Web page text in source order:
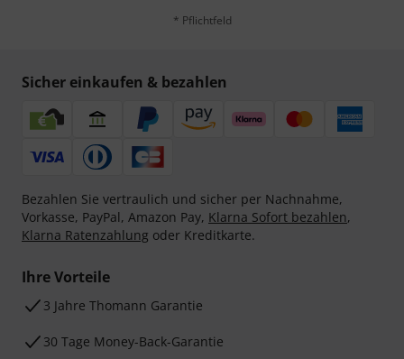
* Pflichtfeld
Sicher einkaufen & bezahlen
Bezahlen Sie vertraulich und sicher per Nachnahme,
Vorkasse, PayPal, Amazon Pay, Klarna Sofort bezahlen,
Klarna Ratenzahlung oder Kreditkarte.
Ihre Vorteile
3 Jahre Thomann Garantie
30 Tage Money-Back-Garantie